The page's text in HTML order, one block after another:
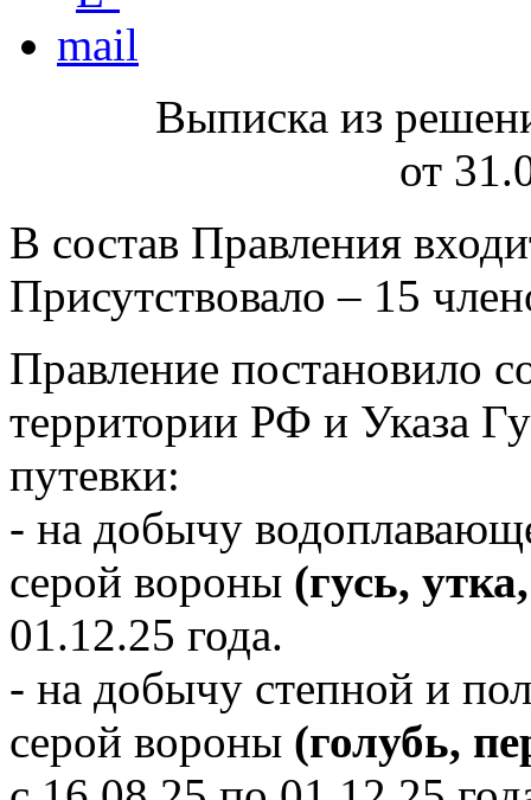
Выписка из
от
В состав Правления
Присутствовало – 15
Правление постановило
территории РФ и Указа
путевки:
- на добычу
серой вороны (гусь,
01.12.25 года.
- на добычу степной и
серой вороны (голубь,